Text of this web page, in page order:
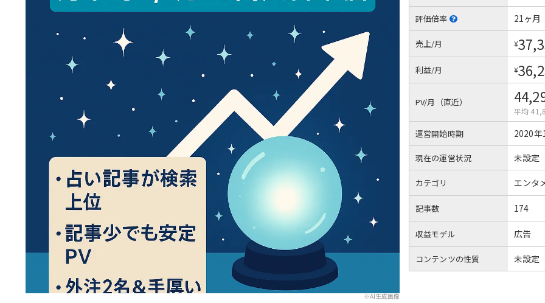
※AI生成画像
評価倍率 21ヶ月
売上/月 ¥
利益/月 ¥
PV/月（直近）
平均
運営開始時期 2020年
現在の運営状況 未設定
カテゴリ エンタ
記事数 174
収益モデル 広告
コンテンツの性質 未設定